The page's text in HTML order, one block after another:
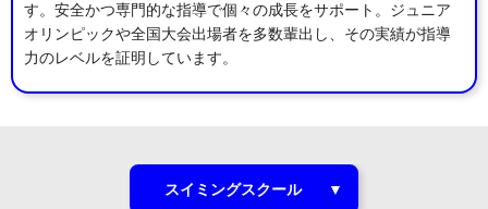
す。安全かつ専門的な指導で個々の成長をサポート。ジュニア
オリンピックや全国大会出場者を多数輩出し、その実績が指導
力のレベルを証明しています。
スイミングスクール